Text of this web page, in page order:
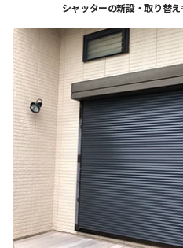
シャッターの新設・取り替